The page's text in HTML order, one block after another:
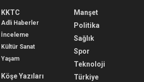
KKTC
Adli Haberler
İnceleme
Kültür Sanat
Yaşam
Köşe Yazıları
Manşet
Politika
Sağlık
Spor
Teknoloji
Türkiye